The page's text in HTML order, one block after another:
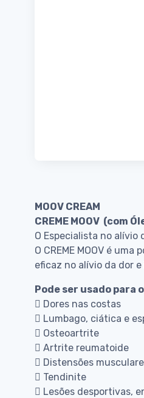
MOOV CREAM
CREME MOOV (com
O Especialista no alívio
O CREME MOOV é
eficaz no alívio da dor
Pode ser usado
 Dores nas costas
 Lumbago, ciática e
 Osteoartrite
 Artrite reumatoide
 Distensões
 Tendinite
 Lesões desportivas,